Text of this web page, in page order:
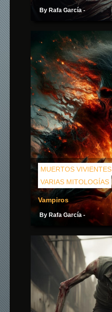
By Rafa García -
MUERTOS VIVIENTES
VARIAS MITOLOGÍAS
Vampiros
By Rafa García -